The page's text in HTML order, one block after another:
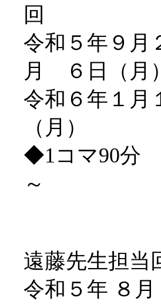
令和５年９月
月 ６日
令和６年１月
（
◆1コマ90分
遠藤先生担当
令和５年 ８